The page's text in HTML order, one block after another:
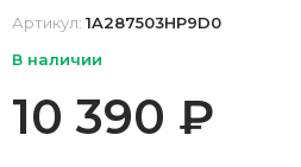
Артикул: 1A287503HP9D0
В наличии
10 390 ₽